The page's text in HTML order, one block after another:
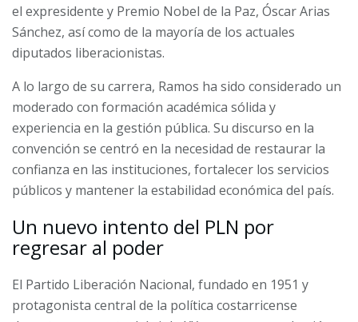
el expresidente y Premio Nobel de la Paz, Óscar Arias
Sánchez, así como de la mayoría de los actuales
diputados liberacionistas.
A lo largo de su carrera, Ramos ha sido considerado un
moderado con formación académica sólida y
experiencia en la gestión pública. Su discurso en la
convención se centró en la necesidad de restaurar la
confianza en las instituciones, fortalecer los servicios
públicos y mantener la estabilidad económica del país.
Un nuevo intento del PLN por
regresar al poder
El Partido Liberación Nacional, fundado en 1951 y
protagonista central de la política costarricense